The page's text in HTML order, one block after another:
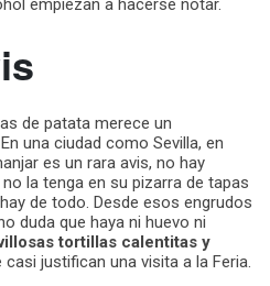
empiezan a hacerse notar.
de patata merece un
una ciudad como Sevilla, en
es un rara avis, no hay
la tenga en su pizarra de tapas
de todo. Desde esos engrudos
duda que haya ni huevo ni
tortillas calentitas y
casi justifican una visita a la Feria.